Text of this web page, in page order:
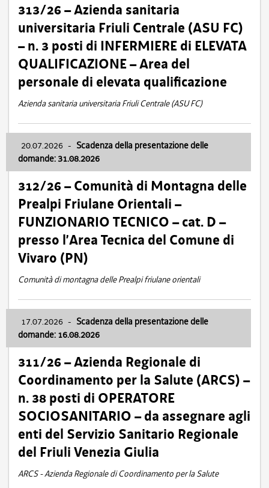
313/26 – Azienda sanitaria
universitaria Friuli Centrale (ASU FC)
– n. 3 posti di INFERMIERE di ELEVATA
QUALIFICAZIONE – Area del
personale di elevata qualificazione
Azienda sanitaria universitaria Friuli Centrale (ASU FC)
20.07.2026 - Scadenza della presentazione delle
domande: 31.08.2026
312/26 – Comunità di Montagna delle
Prealpi Friulane Orientali –
FUNZIONARIO TECNICO – cat. D –
presso l’Area Tecnica del Comune di
Vivaro (PN)
Comunità di montagna delle Prealpi friulane orientali
17.07.2026 - Scadenza della presentazione delle
domande: 16.08.2026
311/26 – Azienda Regionale di
Coordinamento per la Salute (ARCS) –
n. 38 posti di OPERATORE
SOCIOSANITARIO – da assegnare agli
enti del Servizio Sanitario Regionale
del Friuli Venezia Giulia
ARCS - Azienda Regionale di Coordinamento per la Salute